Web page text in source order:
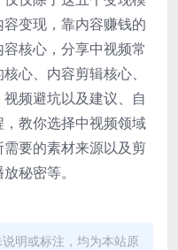
变现，靠内容赚钱的
核心，分享中视频常
心、内容剪辑核心、
频避坑以及建议、自
教你选择中视频领域
要的素材来源以及剪
秘密等。
明或标注，均为本站原